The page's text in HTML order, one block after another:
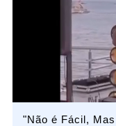
"Não é Fácil,